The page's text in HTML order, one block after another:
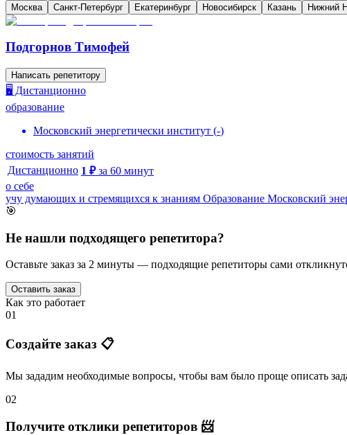
Москва Санкт-Петербург Екатеринбург Новосибирск Казань Нижний
Подгорнов Тимофей
Написать репетитору
🖥️ Дистанционно
образование
Московский энергетически институт (-)
стоимость занятий
Дистанционно 1 ₽ за 60 минут
о себе
учу думающих и стремящихся к знаниям Образование Московский
🎯
Не нашли подходящего репетитора?
Оставьте заказ за 2 минуты — подходящие репетиторы сами
Оставить заказ
Как это работает
01
Создайте заказ 📋
Мы зададим необходимые вопросы, чтобы вам было проще описать
02
Получите отклики репетиторов 📨